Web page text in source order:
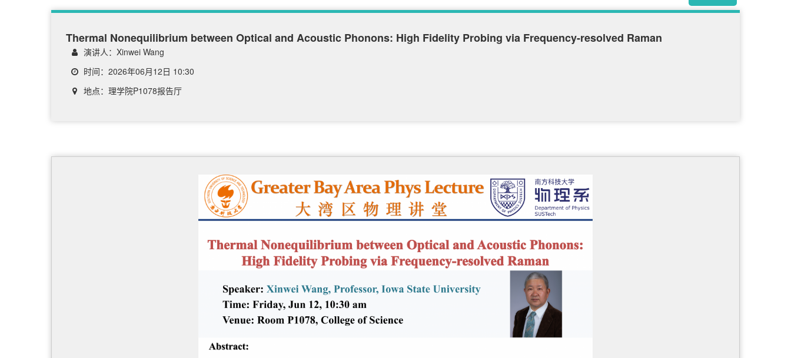
Thermal Nonequilibrium between Optical and Acoustic Phonons: High Fidelity Probing via Frequency-resolved Raman
演讲人：Xinwei Wang
时间：2026年06月12日 10:30
地点：理学院P1078报告厅